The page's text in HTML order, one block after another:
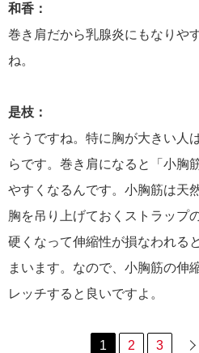
和香：
巻き肩だから乳腺炎にもなりや
ね。
是枝：
そうですね。特に胸が大きい人
らです。巻き肩になると「小胸
やすくなるんです。小胸筋は天
胸を吊り上げておくストラップ
硬くなって伸縮性が損なわれる
まいます。なので、小胸筋の伸
レッチすると良いですよ。
1 2 3